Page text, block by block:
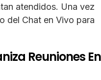
atendidos. Una vez
del Chat en Vivo para
Reuniones En